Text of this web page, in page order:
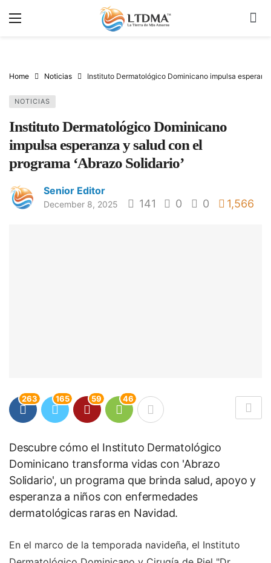
Home Noticias Instituto Dermatológico Dominicano impulsa
NOTICIAS
Instituto Dermatológico Dominicano
impulsa esperanza y salud con el
programa ‘Abrazo Solidario’
Senior Editor
December 8, 2025 141 0 0 1,566
263 165 59 46
Descubre cómo el Instituto Dermatológico
Dominicano transforma vidas con 'Abrazo
Solidario', un programa que brinda salud, apoyo y
esperanza a niños con enfermedades
dermatológicas raras en Navidad.
En el marco de la temporada navideña, el Instituto